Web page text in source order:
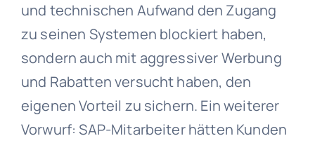
und technischen Aufwand den Zugang
zu seinen Systemen blockiert haben,
sondern auch mit aggressiver Werbung
und Rabatten versucht haben, den
eigenen Vorteil zu sichern. Ein weiterer
Vorwurf: SAP-Mitarbeiter hätten Kunden